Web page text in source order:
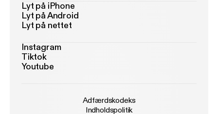
Lyt på iPhone
Lyt på Android
Lyt på nettet
Instagram
Tiktok
Youtube
Adfærdskodeks
Indholdspolitik